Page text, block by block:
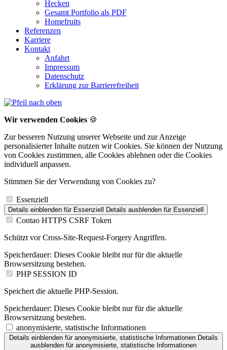
Hecken
Gesamt Portfolio als PDF
Homefruits
Referenzen
Karriere
Kontakt
Anfahrt
Impressum
Datenschutz
Erklärung zur Barrierefreiheit
Wir verwenden Cookies 🍪
Zur besseren Nutzung unserer Webseite und zur Anzeige
personalisierter Inhalte nutzen wir Cookies. Sie können der Nutzung
von Cookies zustimmen, alle Cookies ablehnen oder die Cookies
individuell anpassen.
Stimmen Sie der Verwendung von Cookies zu?
Essenziell
Details einblenden für Essenziell Details ausblenden für Essenziell
Contao HTTPS CSRF Token
Schützt vor Cross-Site-Request-Forgery Angriffen.
Speicherdauer: Dieses Cookie bleibt nur für die aktuelle
Browsersitzung bestehen.
PHP SESSION ID
Speichert die aktuelle PHP-Session.
Speicherdauer: Dieses Cookie bleibt nur für die aktuelle
Browsersitzung bestehen.
anonymisierte, statistische Informationen
Details einblenden für anonymisierte, statistische Informationen Details
ausblenden für anonymisierte, statistische Informationen